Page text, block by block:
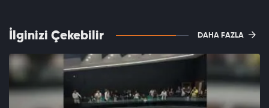
İlginizi Çekebilir DAHA FAZLA